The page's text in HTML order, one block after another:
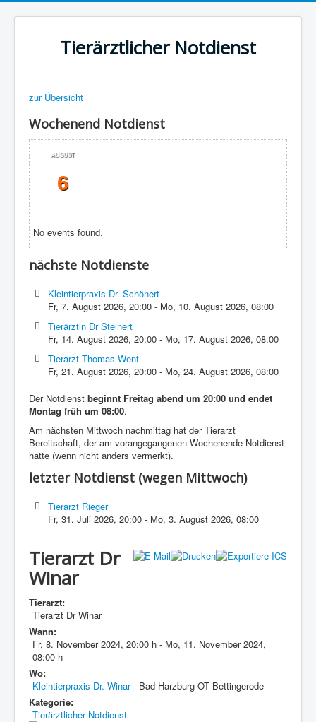
Tierärztlicher Notdienst
zur Übersicht
Wochenend Notdienst
AUGUST
6
No events found.
nächste Notdienste
Kleintierpraxis Dr. Schönert
Fr, 7. August 2026,20:00 - Mo, 10. August 2026,08:00
Tierärztin Dr Steinert
Fr, 14. August 2026,20:00 - Mo, 17. August 2026,08:00
Tierarzt Thomas Went
Fr, 21. August 2026,20:00 - Mo, 24. August 2026,08:00
Der Notdienst beginnt Freitag abend um 20:00 und endet
Montag früh um 08:00.
Am nächsten Mittwoch nachmittag hat der Tierarzt
Bereitschaft, der am vorangegangenen Wochenende Notdienst
hatte (wenn nicht anders vermerkt).
letzter Notdienst (wegen Mittwoch)
Tierarzt Rieger
Fr, 31. Juli 2026,20:00 - Mo, 3. August 2026,08:00
Tierarzt Dr
Winar
Tierarzt:
Tierarzt Dr Winar
Wann:
Fr, 8. November 2024, 20:00 h - Mo, 11. November 2024,
08:00 h
Wo:
Kleintierpraxis Dr. Winar- Bad Harzburg OT Bettingerode
Kategorie:
Tierärztlicher Notdienst